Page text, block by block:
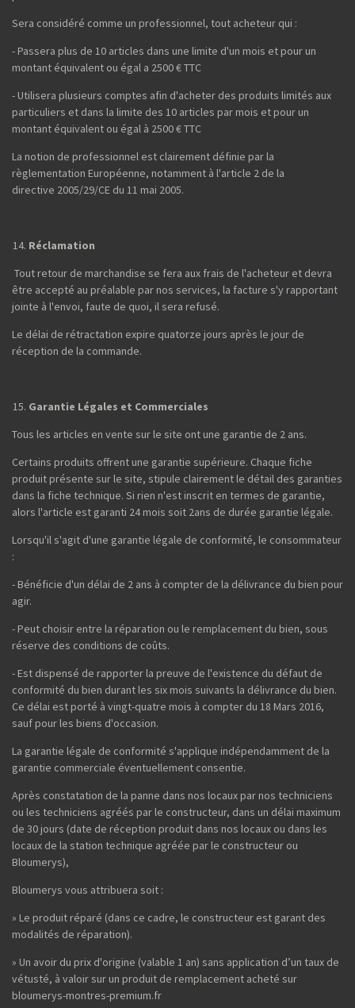
Sera considéré comme un professionnel, tout acheteur qui :
- Passera plus de 10 articles dans une limite d'un mois et pour un
montant équivalent ou égal a 2500 € TTC
- Utilisera plusieurs comptes afin d'acheter des produits limités aux
particuliers et dans la limite des 10 articles par mois et pour un
montant équivalent ou égal à 2500 € TTC
La notion de professionnel est clairement définie par la
règlementation Européenne, notamment à l'article 2 de la
directive 2005/29/CE du 11 mai 2005.
Réclamation
Tout retour de marchandise se fera aux frais de l'acheteur et devra
être accepté au préalable par nos services, la facture s'y rapportant
jointe à l'envoi, faute de quoi, il sera refusé.
Le délai de rétractation expire quatorze jours après le jour de
réception de la commande.
Garantie Légales et Commerciales
Tous les articles en vente sur le site ont une garantie de 2 ans.
Certains produits offrent une garantie supérieure. Chaque fiche
produit présente sur le site, stipule clairement le détail des garanties
dans la fiche technique. Si rien n'est inscrit en termes de garantie,
alors l'article est garanti 24 mois soit 2ans de durée garantie légale.
Lorsqu'il s'agit d'une garantie légale de conformité, le consommateur
:
- Bénéficie d'un délai de 2 ans à compter de la délivrance du bien pour
agir.
- Peut choisir entre la réparation ou le remplacement du bien, sous
réserve des conditions de coûts.
- Est dispensé de rapporter la preuve de l'existence du défaut de
conformité du bien durant les six mois suivants la délivrance du bien.
Ce délai est porté à vingt-quatre mois à compter du 18 Mars 2016,
sauf pour les biens d'occasion.
La garantie légale de conformité s'applique indépendamment de la
garantie commerciale éventuellement consentie.
Après constatation de la panne dans nos locaux par nos techniciens
ou les techniciens agréés par le constructeur, dans un délai maximum
de 30 jours (date de réception produit dans nos locaux ou dans les
locaux de la station technique agréée par le constructeur ou
Bloumerys),
Bloumerys vous attribuera soit :
» Le produit réparé (dans ce cadre, le constructeur est garant des
modalités de réparation).
» Un avoir du prix d'origine (valable 1 an) sans application d’un taux de
vétusté, à valoir sur un produit de remplacement acheté sur
bloumerys-montres-premium.fr